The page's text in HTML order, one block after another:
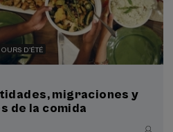
D'ÉTÉ
migraciones y
de la comida